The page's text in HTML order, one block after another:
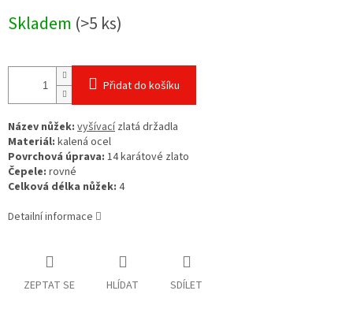
Skladem (>5 ks)
Přidat do košíku
Název nůžek: vyšívacízlatá držadla
Materiál: kalená ocel
Povrchová úprava: 14 karátové zlato
Čepele: rovné
Celková délka nůžek: 4
Detailní informace
ZEPTAT SE HLÍDAT SDÍLET